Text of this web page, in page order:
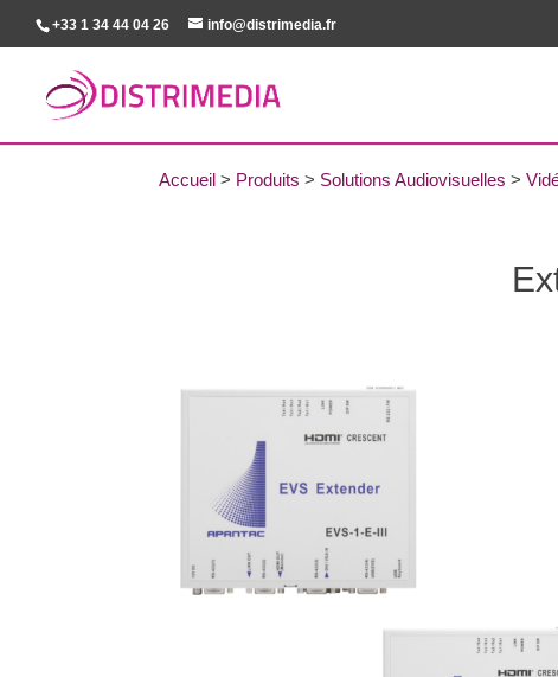
+33 1 34 44 04 26 info@distrimedia.fr
Accueil > Produits > Solutions Audiovisuelles >